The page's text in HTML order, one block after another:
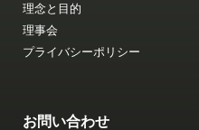
理念と目的
理事会
プライバシーポリシー
お問い合わせ